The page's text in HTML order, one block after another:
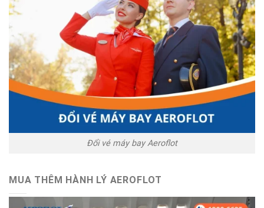
Đổi vé máy bay Aeroflot
MUA THÊM HÀNH LÝ AEROFLOT